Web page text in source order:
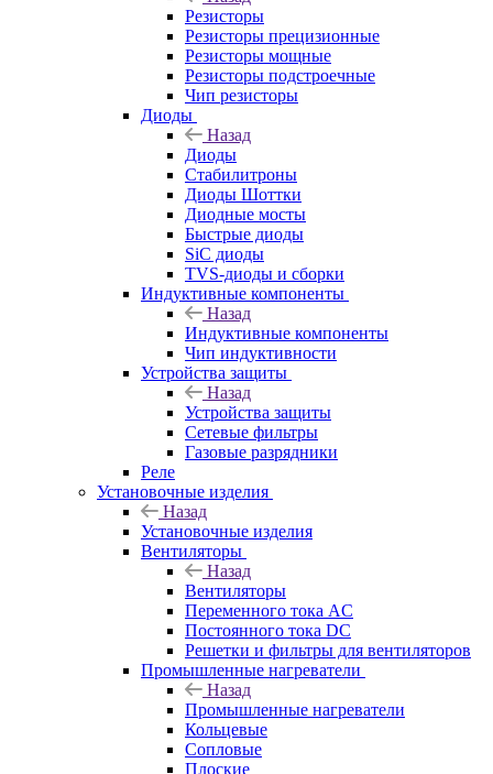
Резисторы
Резисторы прецизионные
Резисторы мощные
Резисторы подстроечные
Чип резисторы
Диоды
Назад
Диоды
Стабилитроны
Диоды Шоттки
Диодные мосты
Быстрые диоды
SiC диоды
TVS-диоды и сборки
Индуктивные компоненты
Назад
Индуктивные компоненты
Чип индуктивности
Устройства защиты
Назад
Устройства защиты
Сетевые фильтры
Газовые разрядники
Реле
Установочные изделия
Назад
Установочные изделия
Вентиляторы
Назад
Вентиляторы
Переменного тока AC
Постоянного тока DC
Решетки и фильтры для вентиляторов
Промышленные нагреватели
Назад
Промышленные нагреватели
Кольцевые
Сопловые
Плоские